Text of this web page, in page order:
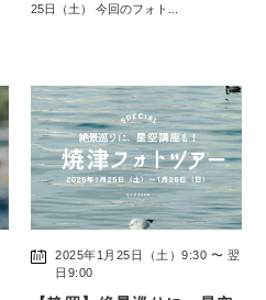
25日（土） 今回のフォト...
2025年1月25日（土）9:30 〜 翌
日9:00